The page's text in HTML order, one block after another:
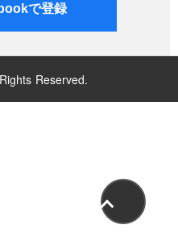
で登録
Reserved.